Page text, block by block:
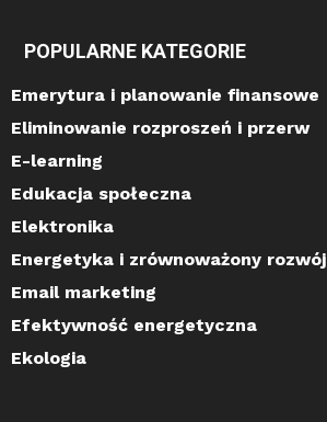
POPULARNE KATEGORIE
Emerytura i planowanie finansowe
Eliminowanie rozproszeń i przerw
E-learning
Edukacja społeczna
Elektronika
Energetyka i zrównoważony rozwój
Email marketing
Efektywność energetyczna
Ekologia